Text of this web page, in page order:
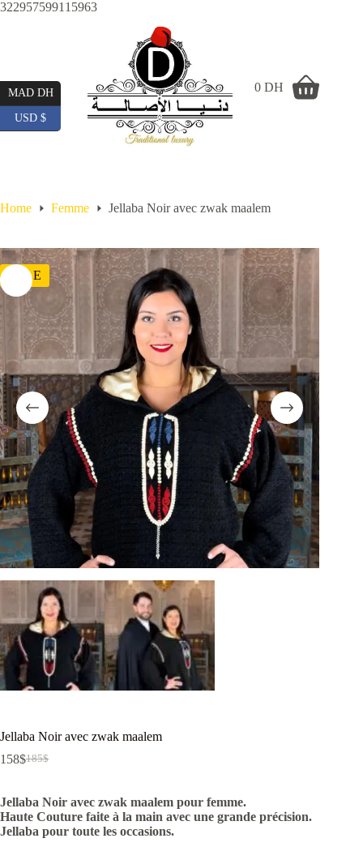
322957599115963Skip
Shopping
0DH
Home Femme Jellaba Noir avec zwak maalem
SALE
Jellaba Noir avec zwak maalem
185$
158$
Jellaba Noir avec zwak maalem pour femme.
Haute Couture faite à la main avec une grande précision.
Jellaba pour toute les occasions.
MAD DH
USD $